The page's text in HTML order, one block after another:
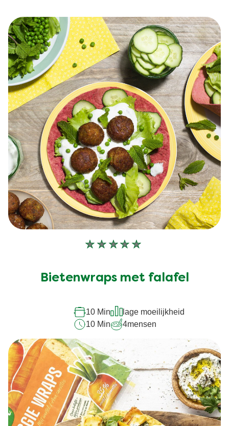
Geen
ingediend
recipe
Bietenwraps met falafel
10 Min
lage moeilijkheid
10 Min
4mensen